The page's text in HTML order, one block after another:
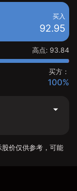
买入
92.95
高点: 93.84
买方：
100%
价仅供参考，可能